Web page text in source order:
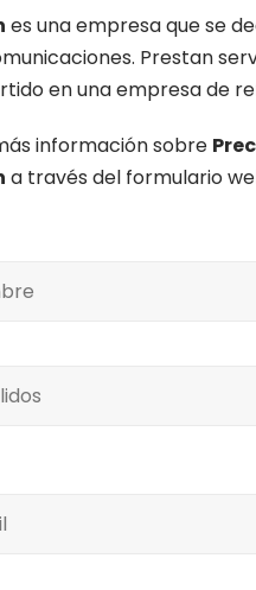
es una empresa que se
Prestan
en una empresa de
información sobre
a través del formulario